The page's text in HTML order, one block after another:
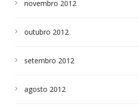
novembro 2012
outubro 2012
setembro 2012
agosto 2012